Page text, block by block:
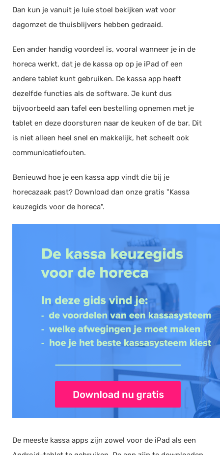
Dan kun je vanuit je luie stoel bekijken wat voor
dagomzet de thuisblijvers hebben gedraaid.
Een ander handig voordeel is, vooral wanneer je in de
horeca werkt, dat je de kassa op op je iPad of een
andere tablet kunt gebruiken. De kassa app heeft
dezelfde functies als de software. Je kunt dus
bijvoorbeeld aan tafel een bestelling opnemen met je
tablet en deze doorsturen naar de keuken of de bar. Dit
is niet alleen heel snel en makkelijk, het scheelt ook
communicatiefouten.
Benieuwd hoe je een kassa app vindt die bij je
horecazaak past? Download dan onze gratis "Kassa
keuzegids voor de horeca".
De meeste kassa apps zijn zowel voor de iPad als een